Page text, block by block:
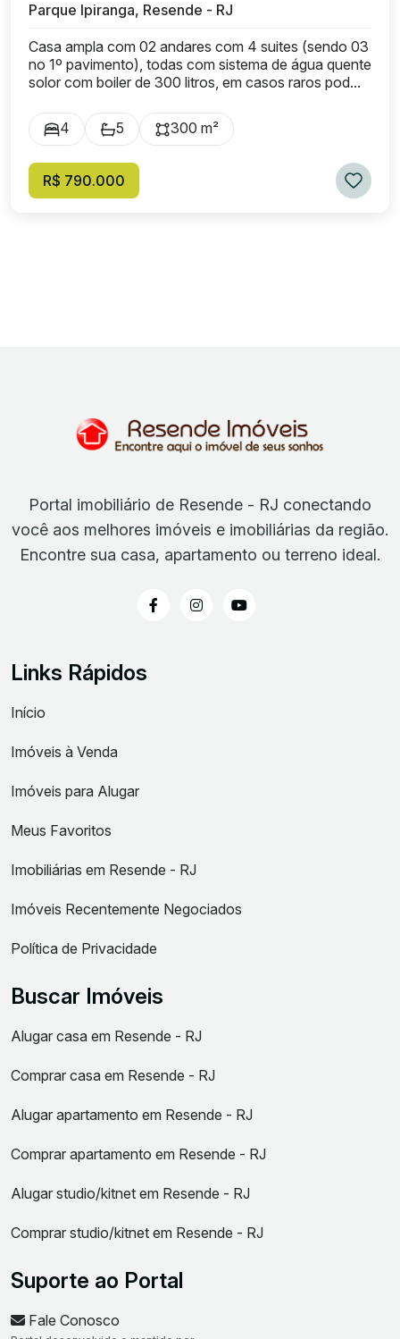
Parque Ipiranga, Resende - RJ
Casa ampla com 02 andares com 4 suites (sendo 03
no 1º pavimento), todas com sistema de água quente
solor com boiler de 300 litros, em casos raros pod...
4 5 300 m²
R$ 790.000
Portal imobiliário de Resende - RJ conectando
você aos melhores imóveis e imobiliárias da região.
Encontre sua casa, apartamento ou terreno ideal.
Links Rápidos
Início
Imóveis à Venda
Imóveis para Alugar
Meus Favoritos
Imobiliárias em Resende - RJ
Imóveis Recentemente Negociados
Política de Privacidade
Buscar Imóveis
Alugar casa em Resende - RJ
Comprar casa em Resende - RJ
Alugar apartamento em Resende - RJ
Comprar apartamento em Resende - RJ
Alugar studio/kitnet em Resende - RJ
Comprar studio/kitnet em Resende - RJ
Suporte ao Portal
Fale Conosco